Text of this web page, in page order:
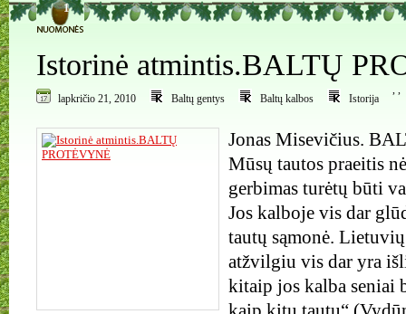
1
Istorinė atmintis.BALTŲ
lapkričio 21, 2010 Baltų gentys
,
Baltų kalbos
,
Istorija
Jonas Misevičius.
Mūsų tautos praeitis
gerbimas turėtų būti
Jos kalboje vis dar
tautų sąmonė.
atžvilgiu vis dar yra
kitaip jos kalba seniai